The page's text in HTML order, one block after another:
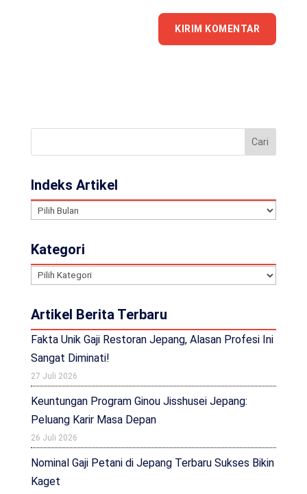
Indeks Artikel
Indeks
Kategori
Kategori
Artikel Berita Terbaru
Fakta Unik Gaji Restoran Jepang, Alasan Profesi Ini
Sangat Diminati!
27 Juli 2026
Keuntungan Program Ginou Jisshusei Jepang:
Peluang Karir Masa Depan
26 Juli 2026
Nominal Gaji Petani di Jepang Terbaru Sukses Bikin
Kaget